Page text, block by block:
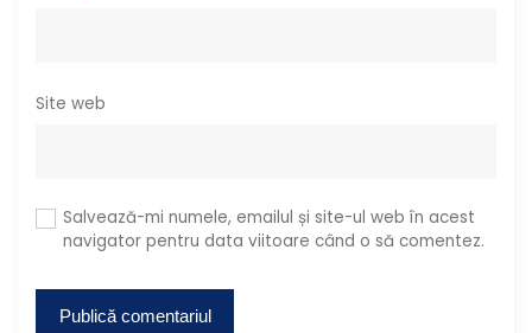
Site web
Salvează-mi numele, emailul și site-ul web în acest
navigator pentru data viitoare când o să comentez.